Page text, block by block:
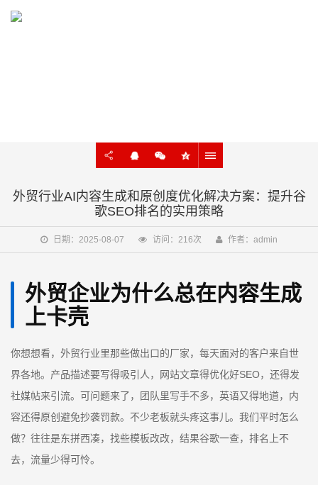
外贸行业AI内容生成和原创度优化解决方案：提升谷
歌SEO排名的实用策略
日期：2025-08-07 访问：216次 作者：admin
外贸企业为什么总在内容生成
上卡壳
你想想看，外贸行业里那些做出口的厂家，每天面对的客户来自世
界各地。产品描述要写得吸引人，网站文章得优化好SEO，还得发
社媒帖来引流。可问题来了，团队里写手不多，英语又得地道，内
容还得原创避免抄袭罚款。不少老板就头疼这事儿。我们平时怎么
做？往往是东拼西凑，找些模板改改，结果谷歌一查，排名上不
去，流量少得可怜。